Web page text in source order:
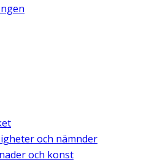
och nämnder
och konst